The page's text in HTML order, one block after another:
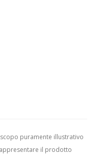
puramente illustrativo
il prodotto